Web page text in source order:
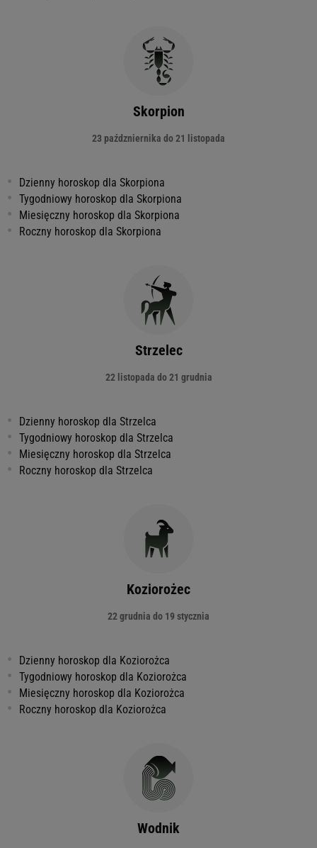
Skorpion
23 paźdzniernika do 21 listopada
Dzienny horoskop dla Skorpiona
Tygodniowy horoskop dla Skorpiona
Miesięczny horoskop dla Skorpiona
Roczny horoskop dla Skorpiona
Strzelec
22 listopada do 21 grudnia
Dzienny horoskop dla Strzelca
Tygodniowy horoskop dla Strzelca
Miesięczny horoskop dla Strzelca
Roczny horoskop dla Strzelca
Koziorożec
22 grudnia do 19 stycznia
Dzienny horoskop dla Koziorożca
Tygodniowy horoskop dla Koziorożca
Miesięczny horoskop dla Koziorożca
Roczny horoskop dla Koziorożca
Wodnik